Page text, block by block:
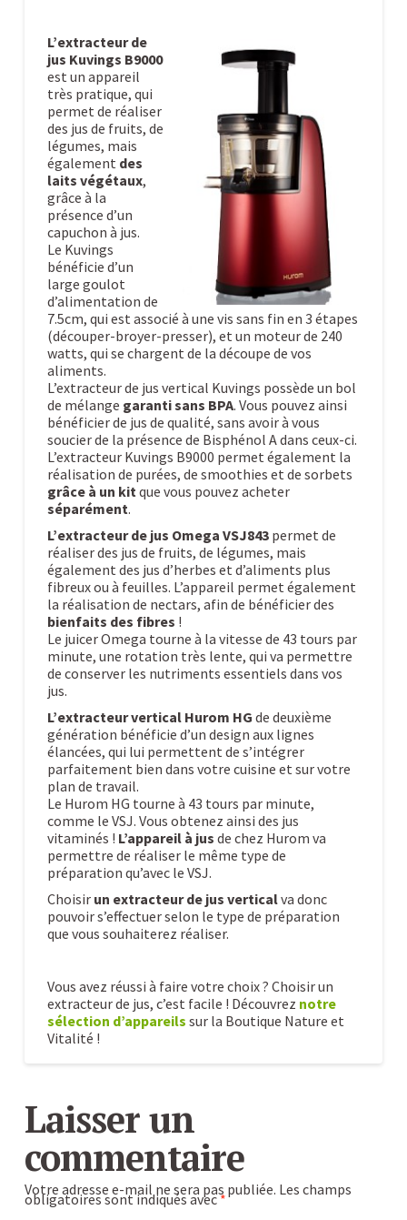
L’extracteur de
jus Kuvings B9000
est un appareil
très pratique, qui
permet de réaliser
des jus de fruits, de
légumes, mais
également des
laits végétaux,
grâce à la
présence d’un
capuchon à jus.
Le Kuvings
bénéficie d’un
large goulot
d’alimentation de
7.5cm, qui est associé à une vis sans fin en 3 étapes
(découper-broyer-presser), et un moteur de 240
watts, qui se chargent de la découpe de vos
aliments.
L’extracteur de jus vertical Kuvings possède un bol
de mélange garanti sans BPA. Vous pouvez ainsi
bénéficier de jus de qualité, sans avoir à vous
soucier de la présence de Bisphénol A dans ceux-ci.
L’extracteur Kuvings B9000 permet également la
réalisation de purées, de smoothies et de sorbets
grâce à un kitque vous pouvez acheter
séparément.
L’extracteur de jus Omega VSJ843permet de
réaliser des jus de fruits, de légumes, mais
également des jus d’herbes et d’aliments plus
fibreux ou à feuilles. L’appareil permet également
la réalisation de nectars, afin de bénéficier des
bienfaits des fibres !
Le juicer Omega tourne à la vitesse de 43 tours par
minute, une rotation très lente, qui va permettre
de conserver les nutriments essentiels dans vos
jus.
L’extracteur vertical Hurom HG de deuxième
génération bénéficie d’un design aux lignes
élancées, qui lui permettent de s’intégrer
parfaitement bien dans votre cuisine et sur votre
plan de travail.
Le Hurom HG tourne à 43 tours par minute,
comme le VSJ. Vous obtenez ainsi des jus
vitaminés ! L’appareil à jus de chez Hurom va
permettre de réaliser le même type de
préparation qu’avec le VSJ.
Choisir un extracteur de jus verticalva donc
pouvoir s’effectuer selon le type de préparation
que vous souhaiterez réaliser.
Vous avez réussi à faire votre choix ? Choisir un
extracteur de jus, c’est facile ! Découvrez notre
sélection d’appareils sur la Boutique Nature et
Vitalité !
Choisir
un
extracteur
de
jus
horizontal
Laisser un
commentaire
Votre adresse e-mail ne sera pas publiée. Les champs
obligatoires sont indiqués avec*